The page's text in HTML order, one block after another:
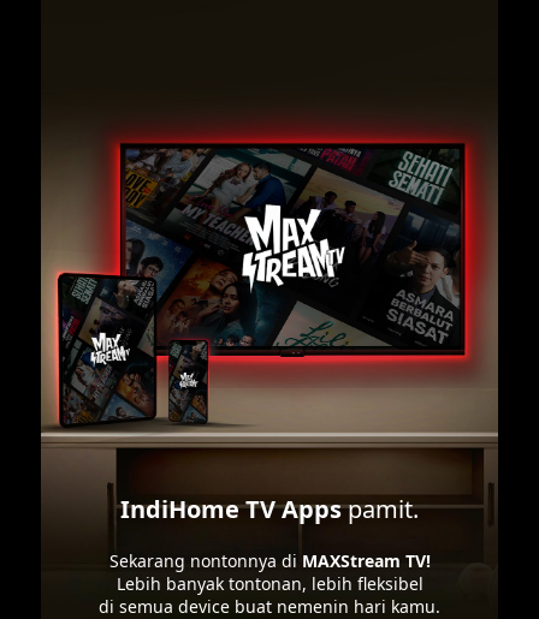
IndiHome TV Appspamit.
Sekarang nontonnya di MAXStream TV!
Lebih banyak tontonan, lebih fleksibel
di semua device buat nemenin hari kamu.